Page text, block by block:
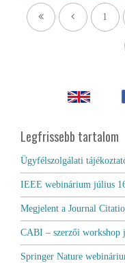
1
Legfrissebb tartalom
Ügyfélszolgálati
IEEE webinárium július
Megjelent a Journal
CABI – szerzői workshop
Springer Nature